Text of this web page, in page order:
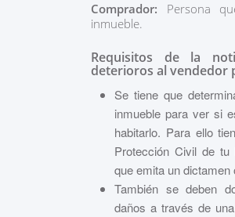
Comprador: Persona
inmueble.
Requisitos de la
deterioros al vendedor
Se tiene que
inmueble para ver si
habitarlo. Para ello
Protección Civil de tu
que emita un dictamen
También se deben
daños a través de